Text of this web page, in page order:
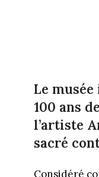
Le
100 ans
l’artiste
sacré
Considéré